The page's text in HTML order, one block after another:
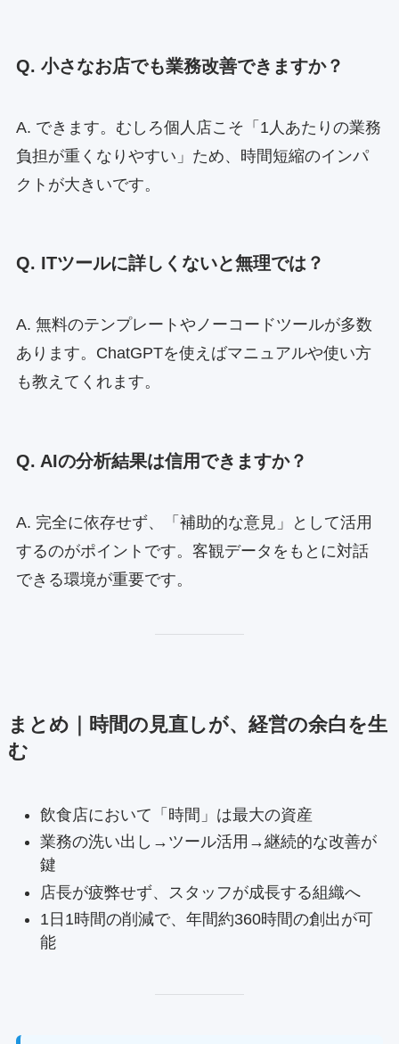
Q. 小さなお店でも業務改善できますか？
A. できます。むしろ個人店こそ「1人あたりの業務
負担が重くなりやすい」ため、時間短縮のインパ
クトが大きいです。
Q. ITツールに詳しくないと無理では？
A. 無料のテンプレートやノーコードツールが多数
あります。ChatGPTを使えばマニュアルや使い方
も教えてくれます。
Q. AIの分析結果は信用できますか？
A. 完全に依存せず、「補助的な意見」として活用
するのがポイントです。客観データをもとに対話
できる環境が重要です。
まとめ｜時間の見直しが、経営の余白を生
む
飲食店において「時間」は最大の資産
業務の洗い出し→ツール活用→継続的な改善が
鍵
店長が疲弊せず、スタッフが成長する組織へ
1日1時間の削減で、年間約360時間の創出が可
能